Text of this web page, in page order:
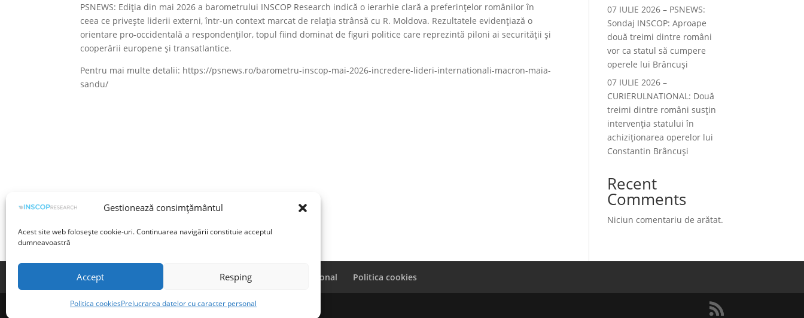
Gestionează consimțământul
Acest site web folosește cookie-uri. Continuarea navigării constituie acceptul
dumneavoastră
Accept Resping
Politica cookiesPrelucrarea datelor cu caracter personal
PSNEWS: Ediția din mai 2026 a barometrului INSCOP Research indică o ierarhie clară a preferințelor românilor în
ceea ce privește liderii externi, într-un context marcat de relația strânsă cu R. Moldova. Rezultatele evidențiază o
orientare pro-occidentală a respondenților, topul fiind dominat de figuri politice care reprezintă piloni ai securității și
cooperării europene și transatlantice.
Pentru mai multe detalii: https://psnews.ro/barometru-inscop-mai-2026-incredere-lideri-internationali-macron-maia-
sandu/
07 IULIE 2026 – PSNEWS:
Sondaj INSCOP: Aproape
două treimi dintre români
vor ca statul să cumpere
operele lui Brâncuși
07 IULIE 2026 –
CURIERULNATIONAL: Două
treimi dintre români susțin
intervenția statului în
achiziționarea operelor lui
Constantin Brâncuși
Recent
Comments
Niciun comentariu de arătat.
Termeni și condiții Prelucrarea datelor cu caracter personal Politica cookies
©INSCOP Research